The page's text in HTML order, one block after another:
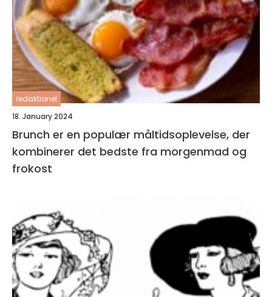
redaktionel
18. January 2024
Brunch er en populær måltidsoplevelse, der
kombinerer det bedste fra morgenmad og
frokost